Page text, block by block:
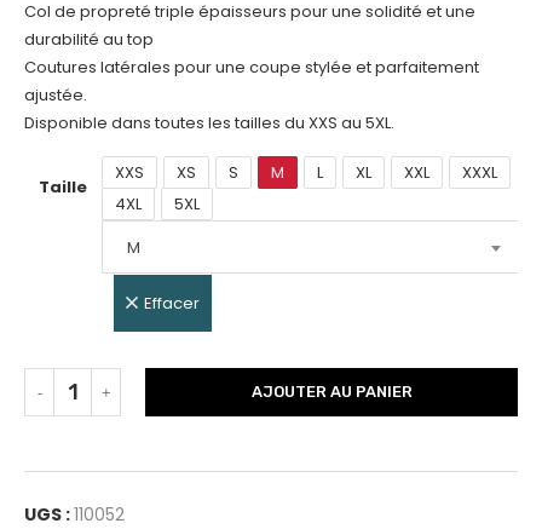
Col de propreté triple épaisseurs pour une solidité et une
durabilité au top
Coutures latérales pour une coupe stylée et parfaitement
ajustée.
Disponible dans toutes les tailles du XXS au 5XL.
Taille
XXS XS S M L XL XXL
XXXL
4XL
5XL
M
Effacer
AJOUTER AU PANIER
UGS :110052